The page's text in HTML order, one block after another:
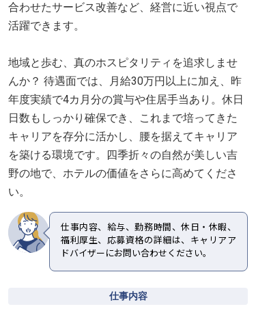
合わせたサービス改善など、経営に近い視点で
活躍できます。
地域と歩む、真のホスピタリティを追求しませ
んか？ 待遇面では、月給30万円以上に加え、昨
年度実績で4カ月分の賞与や住居手当あり。休日
日数もしっかり確保でき、これまで培ってきた
キャリアを存分に活かし、腰を据えてキャリア
を築ける環境です。四季折々の自然が美しい吉
野の地で、ホテルの価値をさらに高めてくださ
い。
仕事内容、給与、勤務時間、休日・休暇、
福利厚生、応募資格の詳細は、キャリアア
ドバイザーにお問い合わせください。
仕事内容